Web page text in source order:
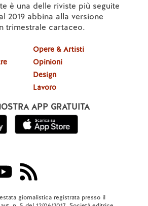
è una delle riviste più seguite
2019 abbina alla versione
trimestrale cartaceo.
Opere & Artisti
Opinioni
Design
Lavoro
APP GRATUITA
giornalistica registrata presso il